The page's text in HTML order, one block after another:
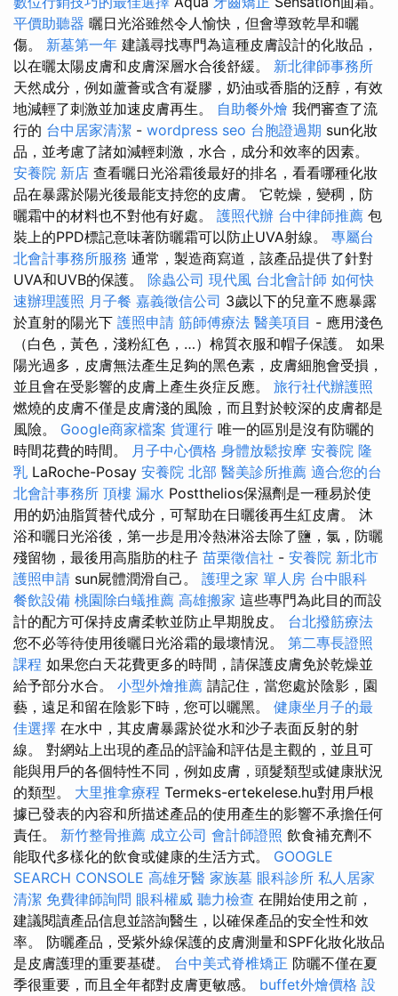
平價助聽器 曬日光浴雖然令人愉快，但會導致乾旱和曬
傷。 新墓第一年 建議尋找專門為這種皮膚設計的化妝品，
以在曬太陽皮膚和皮膚深層水合後舒緩。 新北律師事務所
天然成分，例如蘆薈或含有凝膠，奶油或香脂的泛醇，有效
地減輕了刺激並加速皮膚再生。 自助餐外燴 我們審查了流
行的 台中居家清潔 - wordpress seo 台胞證過期 sun化妝
品，並考慮了諸如減輕刺激，水合，成分和效率的因素。
安養院 新店 查看曬日光浴霜後最好的排名，看看哪種化妝
品在暴露於陽光後最能支持您的皮膚。 它乾燥，變稠，防
曬霜中的材料也不對他有好處。 護照代辦 台中律師推薦 包
裝上的PPD標記意味著防曬霜可以防止UVA射線。 專屬台
北會計事務所服務 通常，製造商寫道，該產品提供了針對
UVA和UVB的保護。 除蟲公司 現代風 台北會計師 如何快
速辦理護照 月子餐 嘉義徵信公司 3歲以下的兒童不應暴露
於直射的陽光下 護照申請 筋師傅療法 醫美項目 - 應用淺色
（白色，黃色，淺粉紅色，…）棉質衣服和帽子保護。 如果
陽光過多，皮膚無法產生足夠的黑色素，皮膚細胞會受損，
並且會在受影響的皮膚上產生炎症反應。 旅行社代辦護照
燃燒的皮膚不僅是皮膚淺的風險，而且對於較深的皮膚都是
風險。 Google商家檔案 貨運行 唯一的區別是沒有防曬的
時間花費的時間。 月子中心價格 身體放鬆按摩 安養院 隆
乳 LaRoche-Posay 安養院 北部 醫美診所推薦 適合您的台
北會計事務所 頂樓 漏水 Postthelios保濕劑是一種易於使
用的奶油脂質替代成分，可幫助在日曬後再生紅皮膚。 沐
浴和曬日光浴後，第一步是用冷熱淋浴去除了鹽，氯，防曬
殘留物，最後用高脂肪的柱子 苗栗徵信社 - 安養院 新北市
護照申請 sun屍體潤滑自己。 護理之家 單人房 台中眼科
餐飲設備 桃園除白蟻推薦 高雄搬家 這些專門為此目的而設
計的配方可保持皮膚柔軟並防止早期脫皮。 台北撥筋療法
您不必等待使用後曬日光浴霜的最壞情況。 第二專長證照
課程 如果您白天花費更多的時間，請保護皮膚免於乾燥並
給予部分水合。 小型外燴推薦 請記住，當您處於陰影，園
藝，遠足和留在陰影下時，您可以曬黑。 健康坐月子的最
佳選擇 在水中，其皮膚暴露於從水和沙子表面反射的射
線。 對網站上出現的產品的評論和評估是主觀的，並且可
能與用戶的各個特性不同，例如皮膚，頭髮類型或健康狀況
的類型。 大里推拿療程 Termeks-ertekelese.hu對用戶根
據已發表的內容和所描述產品的使用產生的影響不承擔任何
責任。 新竹整骨推薦 成立公司 會計師證照 飲食補充劑不
能取代多樣化的飲食或健康的生活方式。 GOOGLE
SEARCH CONSOLE 高雄牙醫 家族墓 眼科診所 私人居家
清潔 免費律師詢問 眼科權威 聽力檢查 在開始使用之前，
建議閱讀產品信息並諮詢醫生，以確保產品的安全性和效
率。 防曬產品，受紫外線保護的皮膚測量和SPF化妝化妝品
是皮膚護理的重要基礎。 台中美式脊椎矯正 防曬不僅在夏
季很重要，而且全年都對皮膚更敏感。 buffet外燴價格 設